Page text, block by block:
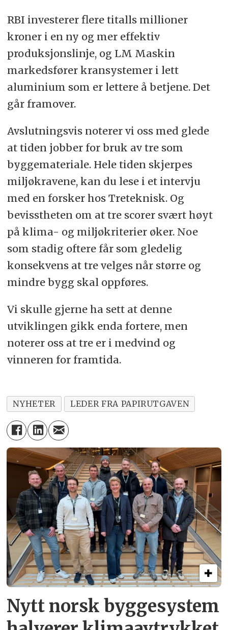
RBI investerer flere titalls millioner
kroner i en ny og mer effektiv
produksjonslinje, og LM Maskin
markedsfører kransystemer i lett
aluminium som er lettere å betjene. Det
går framover.
Avslutningsvis noterer vi oss med glede
at tiden jobber for bruk av tre som
byggemateriale. Hele tiden skjerpes
miljøkravene, kan du lese i et intervju
med en forsker hos Treteknisk. Og
bevisstheten om at tre scorer svært høyt
på klima- og miljøkriterier øker. Noe
som stadig oftere får som gledelig
konsekvens at tre velges når større og
mindre bygg skal oppføres.
Vi skulle gjerne ha sett at denne
utviklingen gikk enda fortere, men
noterer oss at tre er i medvind og
vinneren for framtida.
NYHETER LEDER FRA PAPIRUTGAVEN
Nytt norsk byggesystem